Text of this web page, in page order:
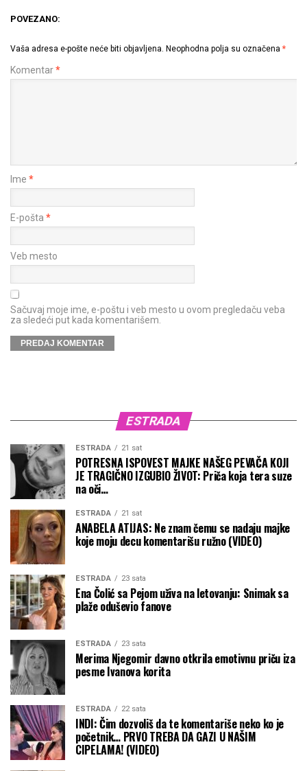
POVEZANO:
Vaša adresa e-pošte neće biti objavljena. Neophodna polja su označena *
Komentar*
Ime *
E-pošta *
Veb mesto
Sačuvaj moje ime, e-poštu i veb mesto u ovom pregledaču veba
za sledeći put kada komentarišem.
ESTRADA
ESTRADA 21 sat
POTRESNA ISPOVEST MAJKE NAŠEG PEVAČA KOJI
JE TRAGIČNO IZGUBIO ŽIVOT: Priča koja tera suze
na oči…
ESTRADA 21 sat
ANABELA ATIJAS: Ne znam čemu se nadaju majke
koje moju decu komentarišu ružno (VIDEO)
ESTRADA 23 sata
Ena Čolić sa Pejom uživa na letovanju: Snimak sa
plaže oduševio fanove
ESTRADA 23 sata
Merima Njegomir davno otkrila emotivnu priču iza
pesme Ivanova korita
ESTRADA 22 sata
INDI: Čim dozvoliš da te komentariše neko ko je
početnik… PRVO TREBA DA GAZI U NAŠIM
CIPELAMA! (VIDEO)